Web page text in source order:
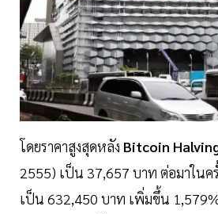
โดยราคาสูงสุดหลัง Bitcoin
2555) เป็น 37,657 บาท ต่อมาในค
เป็น 632,450 บาท เพิ่มขึ้น